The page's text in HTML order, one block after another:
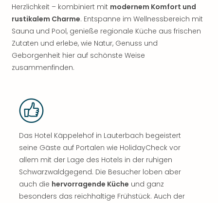
Herzlichkeit – kombiniert mit modernem Komfort und
rustikalem Charme. Entspanne im Wellnessbereich mit
Sauna und Pool, genieße regionale Küche aus frischen
Zutaten und erlebe, wie Natur, Genuss und
Geborgenheit hier auf schönste Weise
zusammenfinden.
Das Hotel Käppelehof in Lauterbach begeistert
seine Gäste auf Portalen wie HolidayCheck vor
allem mit der Lage des Hotels in der ruhigen
Schwarzwaldgegend. Die Besucher loben aber
auch die hervorragende Küche und ganz
besonders das reichhaltige Frühstück. Auch der